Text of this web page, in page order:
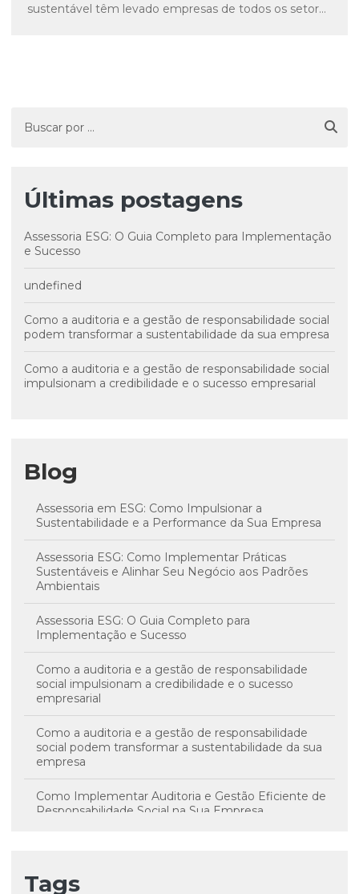
sustentável têm levado empresas de todos os setores
Últimas postagens
Assessoria ESG: O Guia Completo para Implementação
e Sucesso
undefined
Como a auditoria e a gestão de responsabilidade social
podem transformar a sustentabilidade da sua empresa
Como a auditoria e a gestão de responsabilidade social
impulsionam a credibilidade e o sucesso empresarial
Blog
Assessoria em ESG: Como Impulsionar a
Sustentabilidade e a Performance da Sua Empresa
Assessoria ESG: Como Implementar Práticas
Sustentáveis e Alinhar Seu Negócio aos Padrões
Ambientais
Assessoria ESG: O Guia Completo para
Implementação e Sucesso
Como a auditoria e a gestão de responsabilidade
social impulsionam a credibilidade e o sucesso
empresarial
Como a auditoria e a gestão de responsabilidade
social podem transformar a sustentabilidade da sua
empresa
Como Implementar Auditoria e Gestão Eficiente de
Responsabilidade Social na Sua Empresa
Tags